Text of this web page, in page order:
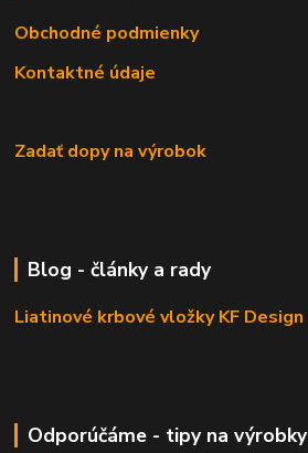
Obchodné podmienky
Kontaktné údaje
Zadať dopy na výrobok
Blog - články a rady
Liatinové krbové vložky KF Design
Odporúčáme - tipy na výrobky